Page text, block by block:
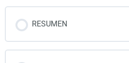
RESUMEN